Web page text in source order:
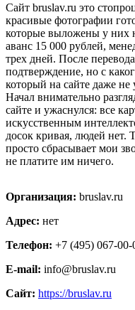
Сайт bruslav.ru это
красивые фотографии
которые выложены у них
аванс 15 000 рублей,
трех дней. После
подтверждение, но с
который на сайте даже
Начал внимательно
сайте и ужаснулся: все
искусственным
досок кривая, людей нет.
просто сбрасывает мои
не платите им ничего.
Организация: bruslav.ru
Адрес: нет
Телефон: +7 (495) 067-00-
E-mail: info@bruslav.ru
Сайт: https://bruslav.ru